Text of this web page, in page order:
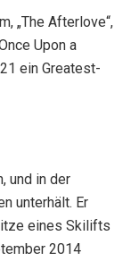
„The Afterlove“,
Upon a
ein Greatest-
und in der
unterhält. Er
eines Skilifts
2014